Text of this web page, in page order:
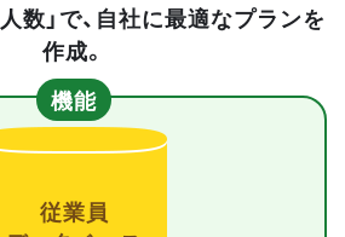
数」で、自社に最適なプランを
作成。
機能
従業員